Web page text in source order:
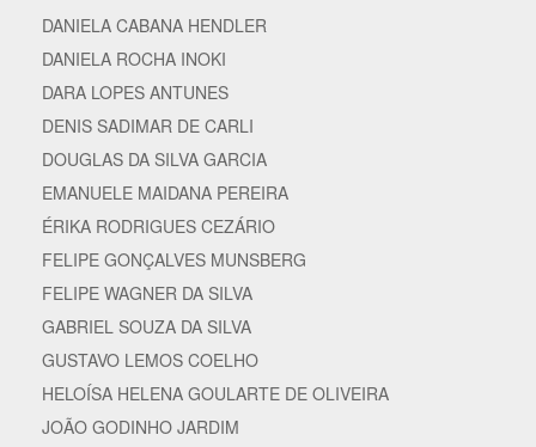
DANIELA CABANA HENDLER
DANIELA ROCHA INOKI
DARA LOPES ANTUNES
DENIS SADIMAR DE CARLI
DOUGLAS DA SILVA GARCIA
EMANUELE MAIDANA PEREIRA
ÉRIKA RODRIGUES CEZÁRIO
FELIPE GONÇALVES MUNSBERG
FELIPE WAGNER DA SILVA
GABRIEL SOUZA DA SILVA
GUSTAVO LEMOS COELHO
HELOÍSA HELENA GOULARTE DE OLIVEIRA
JOÃO GODINHO JARDIM